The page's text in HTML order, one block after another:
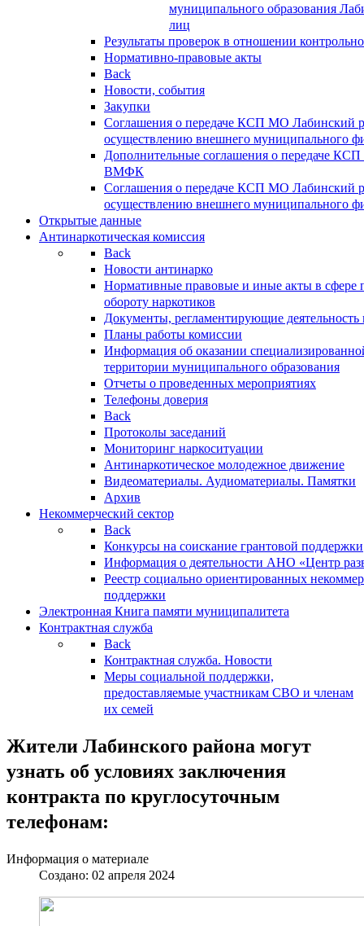
муниципального образования
лиц
Результаты проверок в отношении
Нормативно-правовые акты
Back
Новости, события
Закупки
Соглашения о передаче КСП МО Лабинский
осуществлению внешнего муниципального
Дополнительные соглашения о передаче
ВМФК
Соглашения о передаче КСП МО Лабинский
осуществлению внешнего муниципального
Открытые данные
Антинаркотическая комиссия
Back
Новости антинарко
Нормативные правовые и иные акты в сфере
обороту наркотиков
Документы, регламентирующие деятельность
Планы работы комиссии
Информация об оказании
территории муниципального образования
Отчеты о проведенных мероприятиях
Телефоны доверия
Back
Протоколы заседаний
Мониторинг наркоситуации
Антинаркотическое молодежное движение
Видеоматериалы. Аудиоматериалы. Памятки
Архив
Некоммерческий сектор
Back
Конкурсы на соискание грантовой поддержки
Информация о деятельности АНО «Центр
Реестр социально ориентированных
поддержки
Электронная Книга памяти муниципалитета
Контрактная служба
Back
Контрактная служба. Новости
Меры социальной поддержки,
предоставляемые участникам СВО и членам
их семей
Жители Лабинского района могут
узнать об условиях заключения
контракта по круглосуточным
телефонам:
Информация о материале
Создано: 02 апреля 2024